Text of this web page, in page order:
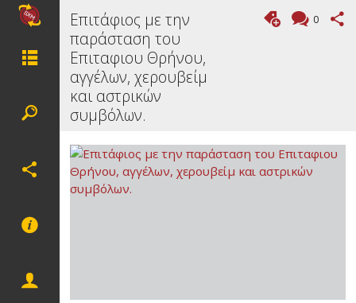
Επιτάφιος με την
παράσταση του
Επιταφιου Θρήνου,
αγγέλων, χερουβείμ
και αστρικών
συμβόλων.
0